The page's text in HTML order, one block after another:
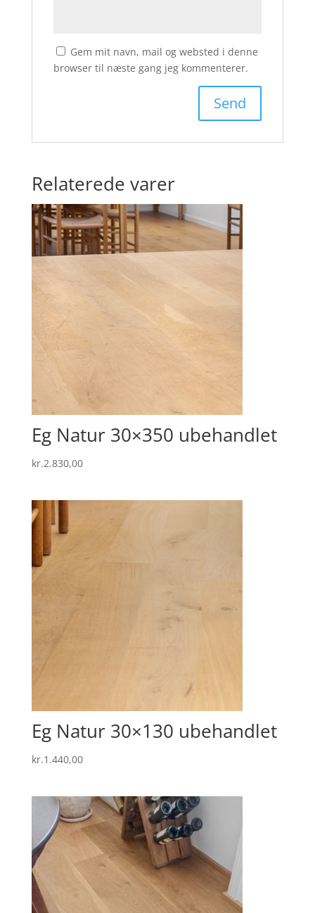
Gem mit navn, mail og websted i denne
browser til næste gang jeg kommenterer.
Relaterede varer
Eg Natur 30×350 ubehandlet
kr.2.830,00
Eg Natur 30×130 ubehandlet
kr.1.440,00